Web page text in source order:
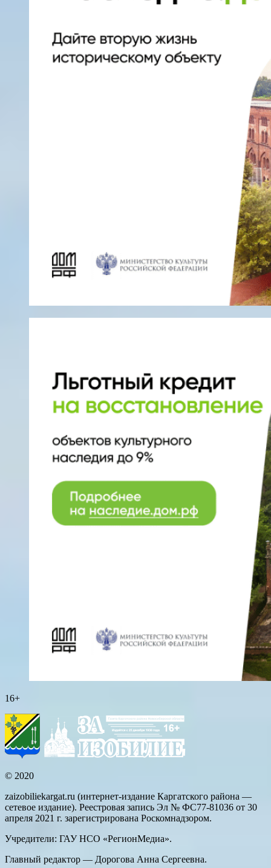
16+
© 2020
zaizobiliekargat.ru (интернет-издание Каргатского района —
сетевое издание). Реестровая запись Эл № ФС77-81036 от 30
апреля 2021 г. зарегистрирована Роскомнадзором.
Учредители: ГАУ НСО «РегионМедиа».
Главный редактор — Дорогова Анна Сергеевна.